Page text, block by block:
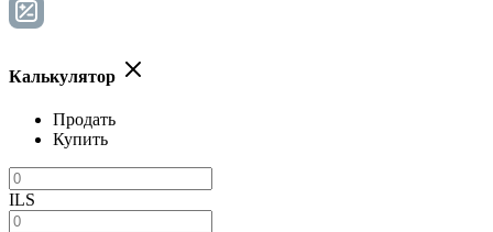
Калькулятор
Продать
Купить
ILS